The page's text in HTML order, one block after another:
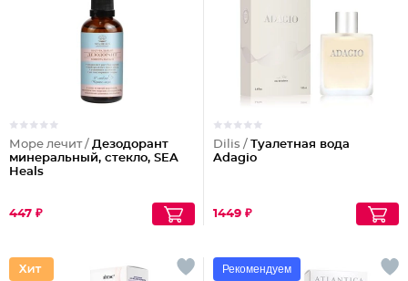
Море лечит / Дезодорант
минеральный, стекло, SEA
Heals
447 ₽
Dilis / Туалетная вода
Adagio
1449 ₽
Рекомендуем